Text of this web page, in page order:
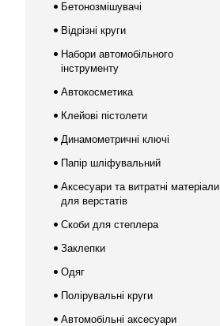
Бетонозмішувачі
Відрізні круги
Набори автомобільного
інструменту
Автокосметика
Клейові пістолети
Динамометричні ключі
Папір шліфувальний
Аксесуари та витратні матеріали
для верстатів
Скоби для степлера
Заклепки
Одяг
Полірувальні круги
Автомобільні аксесуари